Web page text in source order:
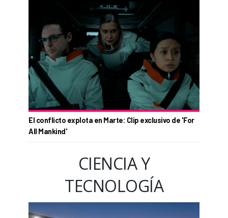
El conflicto explota en Marte: Clip exclusivo de 'For
All Mankind'
CIENCIA Y
TECNOLOGÍA